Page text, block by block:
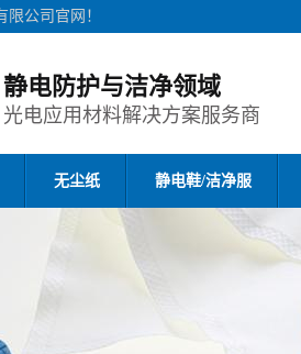
公司官网！
静电防护与洁净领域
光电应用材料解决方案服务商
无尘纸 静电鞋/洁净服